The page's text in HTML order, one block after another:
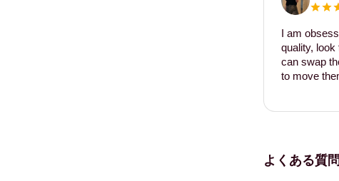
I am
quality, look
can swap
to move
よくある質問